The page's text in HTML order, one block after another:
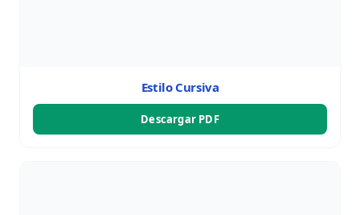
Estilo Cursiva
Descargar PDF